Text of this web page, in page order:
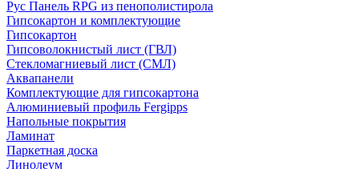
Рус Панель RPG из пенополистирола
Гипсокартон и комплектующие
Гипсокартон
Гипсоволокнистый лист (ГВЛ)
Стекломагниевый лист (СМЛ)
Аквапанели
Комплектующие для гипсокартона
Алюминиевый профиль Fergipps
Напольные покрытия
Ламинат
Паркетная доска
Линолеум